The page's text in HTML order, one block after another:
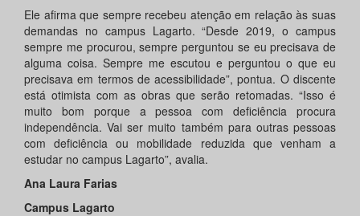
Ele afirma que sempre recebeu atenção em relação às suas
demandas no campus Lagarto. “Desde 2019, o campus
sempre me procurou, sempre perguntou se eu precisava de
alguma coisa. Sempre me escutou e perguntou o que eu
precisava em termos de acessibilidade”, pontua. O discente
está otimista com as obras que serão retomadas. “Isso é
muito bom porque a pessoa com deficiência procura
independência. Vai ser muito também para outras pessoas
com deficiência ou mobilidade reduzida que venham a
estudar no campus Lagarto”, avalia.
Ana Laura Farias
Campus Lagarto